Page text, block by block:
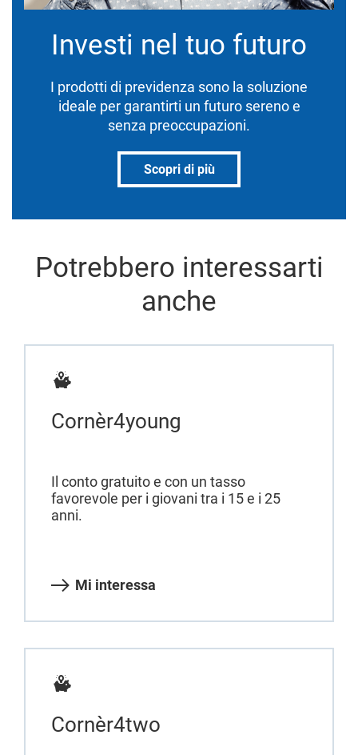
Investi nel tuo futuro
I prodotti di previdenza sono la soluzione
ideale per garantirti un futuro sereno e
senza preoccupazioni.
Scopri di più
Potrebbero interessarti
anche
Cornèr4young
Il conto gratuito e con un tasso
favorevole per i giovani tra i 15 e i 25
anni.
Mi interessa
Cornèr4two